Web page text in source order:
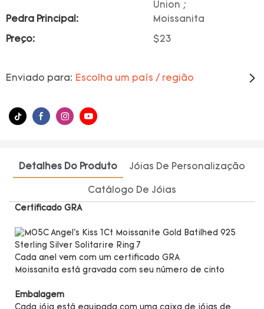
Union ;
Pedra Principal:
Moissanita
Preço: $23
Enviado para: Escolha um país / região
Detalhes Do Produto Jóias De Personalização
Catálogo De Jóias
Certificado GRA
Cada anel vem com um certificado GRA
Moissanita está gravada com seu número de cinto
Embalagem